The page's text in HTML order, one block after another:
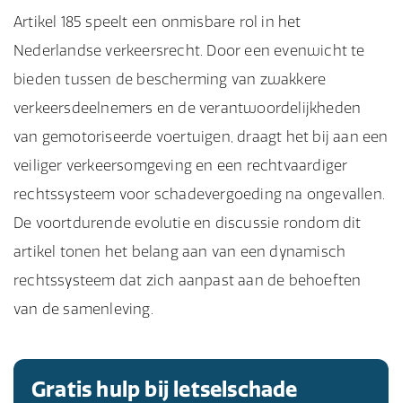
bieden.
kunnen veroorzaken en daarom een hogere
zorgplicht hebben.
voorzichtigheid in acht te nemen. In de praktijk
is het zeer moeilijk voor bestuurders om zich op
overmacht te beroepen, omdat de rechtspraak
hoge eisen stelt aan het bewijs van overmacht.
(fietser of voetganger) en er is een
gemotoriseerd voertuig bij betrokken, kun je je
beroepen op Artikel 185. Dit artikel kan de basis
vormen voor het claimen van
schadevergoeding
. Het is echter aan te raden
om juridisch advies in te winnen om je situatie
te beoordelen.
Artikel 185 speelt een onmisbare rol in het
Nederlandse verkeersrecht. Door een evenwicht te
bieden tussen de bescherming van zwakkere
verkeersdeelnemers en de verantwoordelijkheden
van gemotoriseerde voertuigen, draagt het bij aan een
veiliger verkeersomgeving en een rechtvaardiger
rechtssysteem voor schadevergoeding na ongevallen.
De voortdurende evolutie en discussie rondom dit
artikel tonen het belang aan van een dynamisch
rechtssysteem dat zich aanpast aan de behoeften
van de samenleving.
Gratis hulp bij letselschade